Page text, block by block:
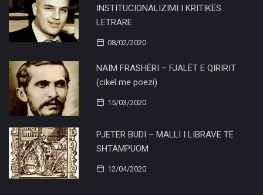
INSTITUCIONALIZIMI I KRITIKËS
LETRARE
08/02/2020
NAIM FRASHËRI – FJALËT E QIRIRIT
(cikël me poezi)
15/03/2020
PJETËR BUDI – MALLI I LIBRAVE TË
SHTAMPUOM
12/04/2020